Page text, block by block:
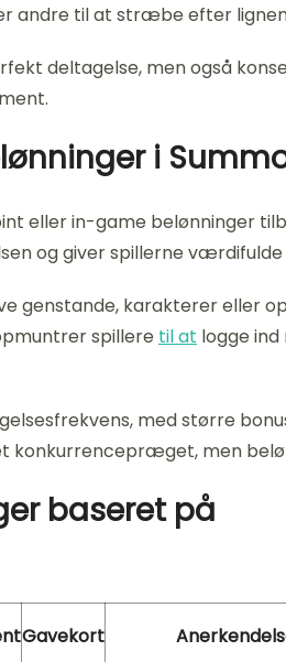
andre til at stræbe efter
deltagelse, men også
i
eller in-game belønninger
og giver spillerne
genstande, karakterer eller
spillere til at logge
med større
konkurrencepræget, men
baseret på
Gavekort